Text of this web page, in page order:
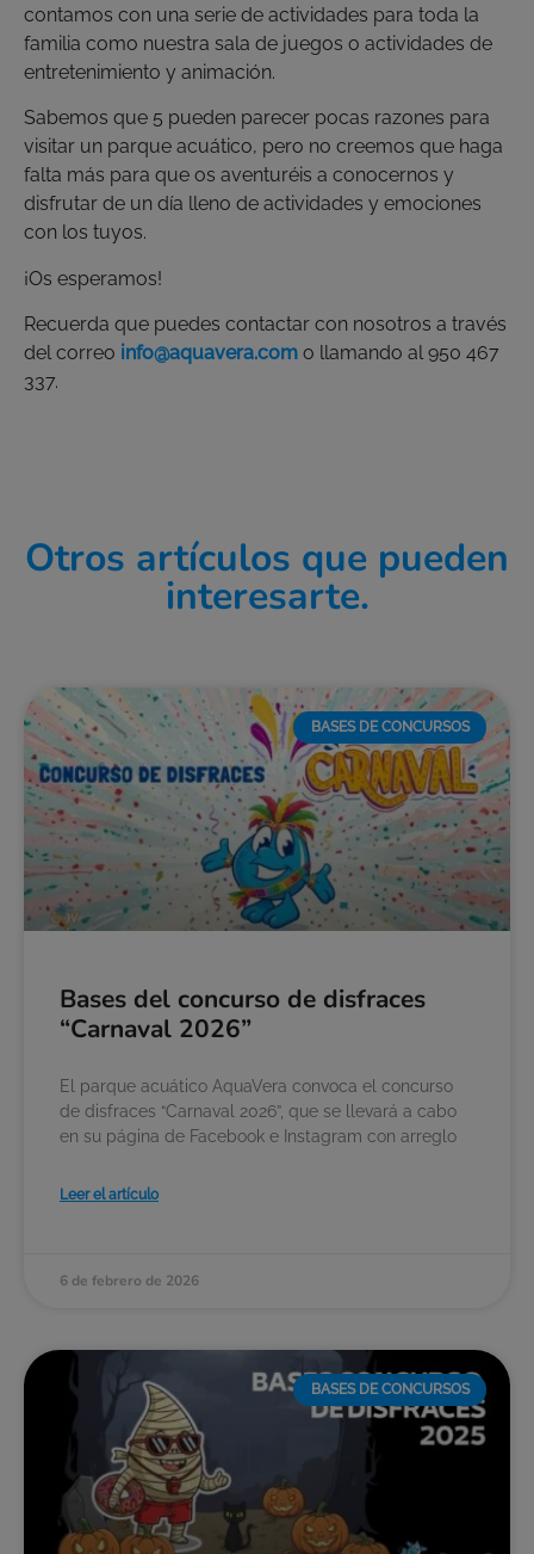
contamos con una serie de actividades para toda la
familia como nuestra sala de juegos o actividades de
entretenimiento y animación.
Sabemos que 5 pueden parecer pocas razones para
visitar un parque acuático, pero no creemos que haga
falta más para que os aventuréis a conocernos y
disfrutar de un día lleno de actividades y emociones
con los tuyos.
¡Os esperamos!
Recuerda que puedes contactar con nosotros a través
del correo info@aquavera.com o llamando al 950 467
337.
Otros artículos que pueden
interesarte.
BASES DE CONCURSOS
Bases del concurso de disfraces
“Carnaval 2026”
El parque acuático AquaVera convoca el concurso
de disfraces “Carnaval 2026”, que se llevará a cabo
en su página de Facebook e Instagram con arreglo
Leer el artículo
6 de febrero de 2026
BASES DE CONCURSOS